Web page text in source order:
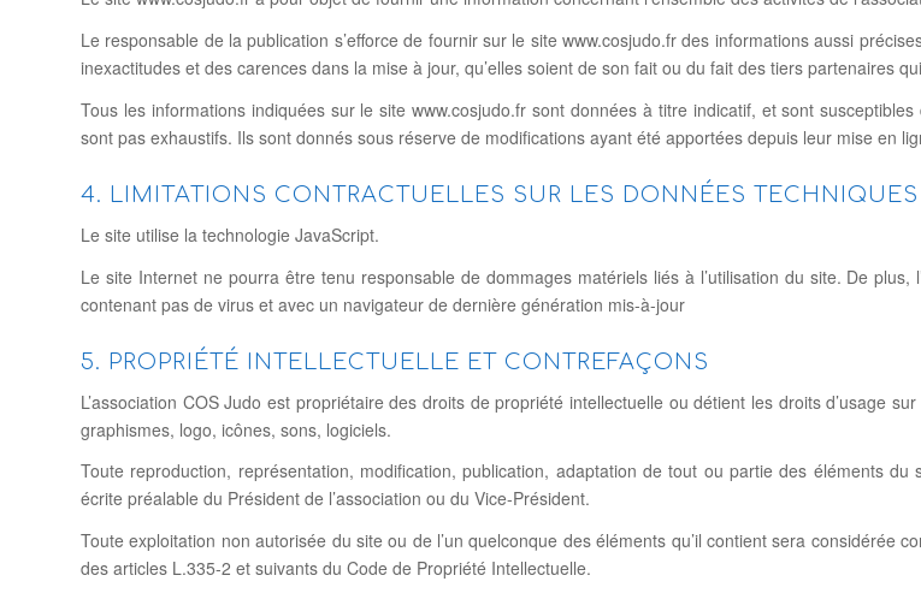
Le responsable de la publication s’efforce de fournir sur le site www.cosjudo.fr des informations aussi
inexactitudes et des carences dans la mise à jour, qu’elles soient de son fait ou du fait des tiers partenaires
Tous les informations indiquées sur le site www.cosjudo.fr sont données à titre indicatif, et sont
sont pas exhaustifs. Ils sont donnés sous réserve de modifications ayant été apportées depuis leur mise en
4. LIMITATIONS CONTRACTUELLES SUR LES DONNÉES TECHNIQUES
Le site utilise la technologie JavaScript.
Le site Internet ne pourra être tenu responsable de dommages matériels liés à l’utilisation du site. De
contenant pas de virus et avec un navigateur de dernière génération mis-à-jour
5. PROPRIÉTÉ INTELLECTUELLE ET CONTREFAÇONS
L’association COS Judo est propriétaire des droits de propriété intellectuelle ou détient les droits d’usage
graphismes, logo, icônes, sons, logiciels.
Toute reproduction, représentation, modification, publication, adaptation de tout ou partie des éléments
écrite préalable du Président de l’association ou du Vice-Président.
Toute exploitation non autorisée du site ou de l’un quelconque des éléments qu’il contient sera considérée
des articles L.335-2 et suivants du Code de Propriété Intellectuelle.